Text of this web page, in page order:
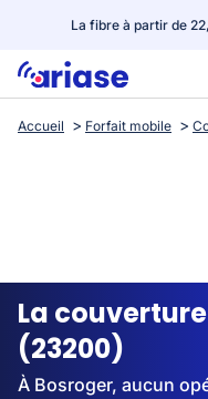
La fibre à partir de
Box internet
Streaming
Accueil Forfait mobile
La
(23200)
À Bosroger, aucun